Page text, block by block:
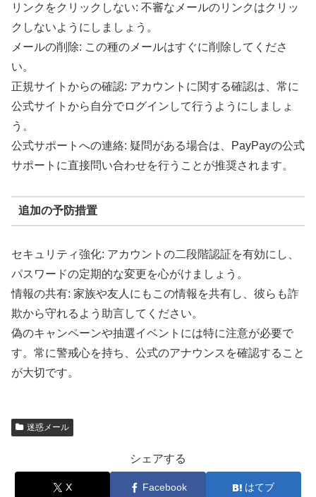
リンクをクリックしない: 不審なメールのリンクはクリッ
クしないようにしましょう。
メールの削除: この種のメールはすぐに削除してくださ
い。
正規サイトからの確認: アカウントに関する確認は、常に
公式サイトから自分でログインして行うようにしましょ
う。
公式サポートへの連絡: 疑問がある場合は、PayPayの公式
サポートに直接問い合わせを行うことが推奨されます。
追加の予防措置
セキュリティ強化: アカウントの二段階認証を有効にし、
パスワードの定期的な変更を心がけましょう。
情報の共有: 家族や友人にもこの情報を共有し、彼らも詐
欺から守れるよう助言してください。
偽のキャンペーンや抽選イベントには特に注意が必要で
す。常に警戒心を持ち、公式のアナウンスを確認すること
が大切です。
迷惑メール
シェアする
X Facebook はてブ